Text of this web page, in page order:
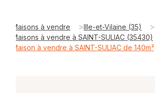
Maisons à vendre >Ille-et-Vilaine (35) >
Maisons à vendre à SAINT-SULIAC (35430)
Maison à vendre à SAINT-SULIAC de 140m²